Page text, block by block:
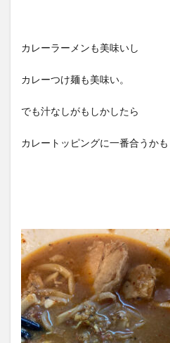
カレーラーメンも美味いし
カレーつけ麺も美味い。
でも汁なしがもしかしたら
カレートッピングに一番合うかも